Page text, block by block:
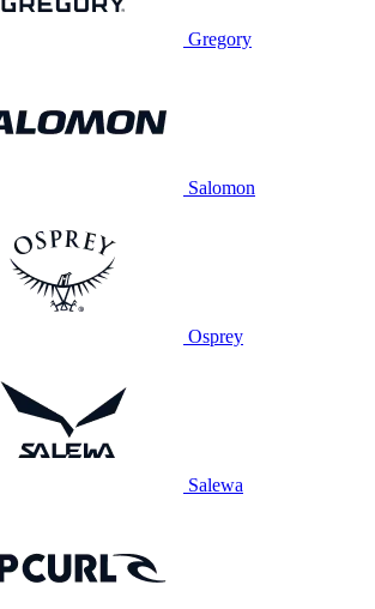
Gregory
Salomon
Osprey
Salewa